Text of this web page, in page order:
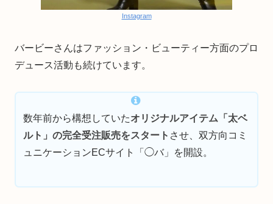
Instagram
バービーさんはファッション・ビューティー方面のプロ
デュース活動も続けています。
数年前から構想していたオリジナルアイテム「太ベ
ルト」の完全受注販売をスタート させ、双方向コミ
ュニケーションECサイト「◯バ」を開設。